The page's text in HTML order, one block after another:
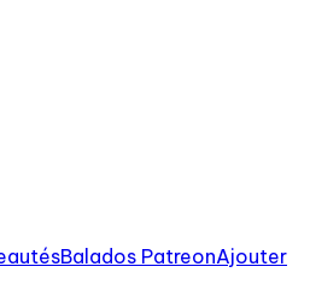
Balados PatreonAjouter